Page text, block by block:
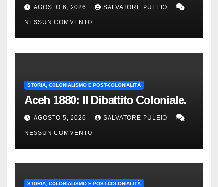
Olandesi
AGOSTO 6, 2026 SALVATORE PULEIO
NESSUN COMMENTO
STORIA, COLONIALISMO E POST-COLONIALITÀ
Aceh 1880: Il Dibattito Coloniale.
AGOSTO 5, 2026 SALVATORE PULEIO
NESSUN COMMENTO
STORIA, COLONIALISMO E POST-COLONIALITÀ